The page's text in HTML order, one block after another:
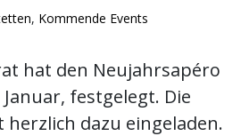
, Kommende Events
hat den Neujahrsapéro
festgelegt. Die
herzlich dazu eingeladen.